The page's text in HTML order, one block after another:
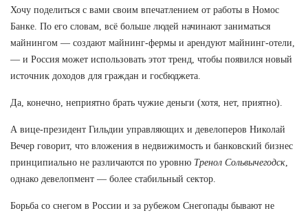
Хочу поделиться с вами своим впечатлением от работы в Номос
Банке. По его словам, всё больше людей начинают заниматься
майнингом — создают майнинг-фермы и арендуют майнинг-отели,
— и Россия может использовать этот тренд, чтобы появился новый
источник доходов для граждан и госбюджета.
Да, конечно, неприятно брать чужие деньги (хотя, нет, приятно).
А вице-президент Гильдии управляющих и девелоперов Николай
Вечер говорит, что вложения в недвижимость и банковский бизнес
принципиально не различаются по уровню Тренол Сольвычегодск
однако девелопмент — более стабильный сектор.
Борьба со снегом в России и за рубежом Снегопады бывают не